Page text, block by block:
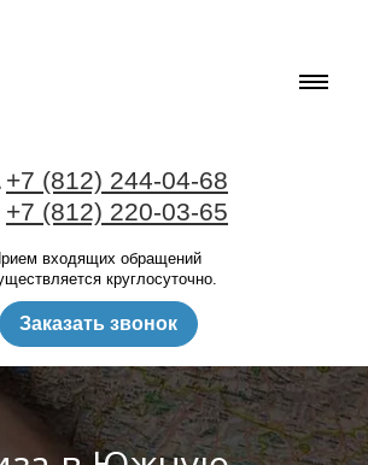
+7 (812) 244-04-68
+7 (812) 220-03-65
входящих обращений
круглосуточно.
Заказать звонок